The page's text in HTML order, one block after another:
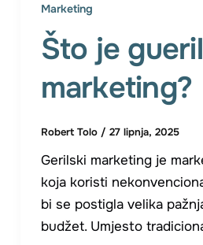
Marketing
Što je
marketing?
Robert Tolo / 27 lipnja, 2025
Gerilski marketing je
koja koristi
bi se postigla velika
budžet. Umjesto